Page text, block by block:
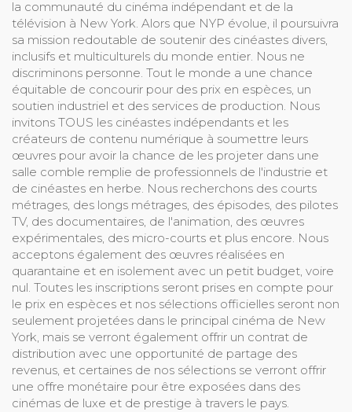
la communauté du cinéma indépendant et de la
télévision à New York. Alors que NYP évolue, il poursuivra
sa mission redoutable de soutenir des cinéastes divers,
inclusifs et multiculturels du monde entier. Nous ne
discriminons personne. Tout le monde a une chance
équitable de concourir pour des prix en espèces, un
soutien industriel et des services de production. Nous
invitons TOUS les cinéastes indépendants et les
créateurs de contenu numérique à soumettre leurs
œuvres pour avoir la chance de les projeter dans une
salle comble remplie de professionnels de l'industrie et
de cinéastes en herbe. Nous recherchons des courts
métrages, des longs métrages, des épisodes, des pilotes
TV, des documentaires, de l'animation, des œuvres
expérimentales, des micro-courts et plus encore. Nous
acceptons également des œuvres réalisées en
quarantaine et en isolement avec un petit budget, voire
nul. Toutes les inscriptions seront prises en compte pour
le prix en espèces et nos sélections officielles seront non
seulement projetées dans le principal cinéma de New
York, mais se verront également offrir un contrat de
distribution avec une opportunité de partage des
revenus, et certaines de nos sélections se verront offrir
une offre monétaire pour être exposées dans des
cinémas de luxe et de prestige à travers le pays.